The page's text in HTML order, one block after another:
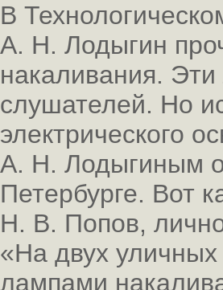
В
А. Н. Лодыгин
накаливания.
слушателей. Но
электрического
А. Н. Лодыгиным
Петербурге. Вот
Н. В. Попов,
«На двух
лампами